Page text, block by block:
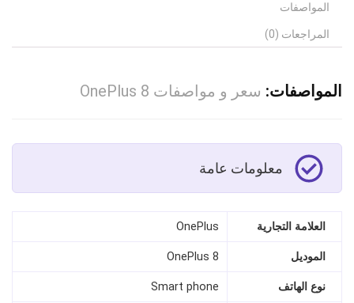
المواصفات
المراجعات (0)
المواصفات: سعر و مواصفات OnePlus 8
معلومات عامة
العلامة التجارية OnePlus
الموديل OnePlus 8
نوع الهاتف Smart phone